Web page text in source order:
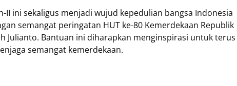
II ini sekaligus menjadi wujud kepedulian bangsa Indonesia
semangat peringatan HUT ke-80 Kemerdekaan Republik
Julianto. Bantuan ini diharapkan menginspirasi untuk terus
semangat kemerdekaan.